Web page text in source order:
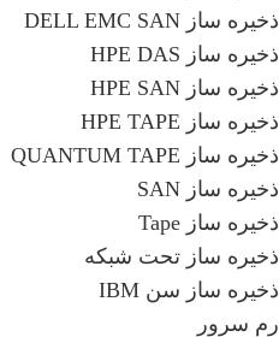
ذخیره ساز DELL EMC SAN
ذخیره ساز HPE DAS
ذخیره ساز HPE SAN
ذخیره ساز HPE TAPE
ذخیره ساز QUANTUM TAPE
ذخیره ساز SAN
ذخیره ساز Tape
ذخیره ساز تحت شبکه
ذخیره ساز سن IBM
رم سرور